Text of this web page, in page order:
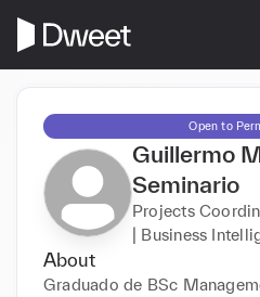
Open to
Guillermo
Seminario
Projects
| Business
About
Graduado de BSc